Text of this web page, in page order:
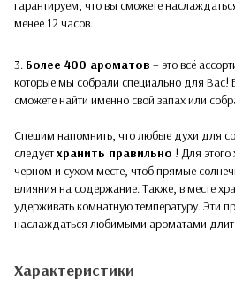
гарантируем, что вы сможете
менее 12 часов.
3. Более 400 ароматов – это всё
которые мы собрали специально для Вас!
сможете найти именно свой запах или
Спешим напомнить, что любые духи для
следуетхранить правильно ! Для этого
черном и сухом месте, чтоб прямые
влияния на содержание. Также, в месте
удерживать комнатную температуру. Эти
наслаждаться любимыми ароматами
Характеристики